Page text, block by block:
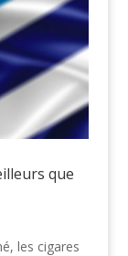
que
les cigares